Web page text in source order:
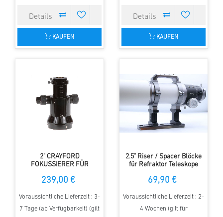
KAUFEN KAUFEN
2" CRAYFORD
FOKUSSIERER FÜR
239,00 €
Voraussichtliche Lieferzeit : 3-
7 Tage (ab Verfügbarkeit) (gilt
2.5" Riser / Spacer Blöcke
für Refraktor Teleskope
69,90 €
Voraussichtliche Lieferzeit : 2-
4 Wochen (gilt für